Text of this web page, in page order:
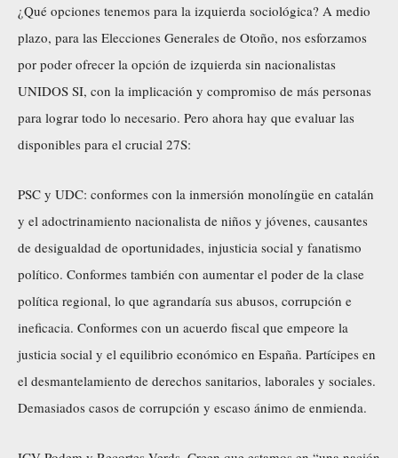
¿Qué opciones tenemos para la izquierda sociológica? A medio
plazo, para las Elecciones Generales de Otoño, nos esforzamos
por poder ofrecer la opción de izquierda sin nacionalistas
UNIDOS SI, con la implicación y compromiso de más personas
para lograr todo lo necesario. Pero ahora hay que evaluar las
disponibles para el crucial 27S:
PSC y UDC: conformes con la inmersión monolíngüe en catalán
y el adoctrinamiento nacionalista de niños y jóvenes, causantes
de desigualdad de oportunidades, injusticia social y fanatismo
político. Conformes también con aumentar el poder de la clase
política regional, lo que agrandaría sus abusos, corrupción e
ineficacia. Conformes con un acuerdo fiscal que empeore la
justicia social y el equilibrio económico en España. Partícipes en
el desmantelamiento de derechos sanitarios, laborales y sociales.
Demasiados casos de corrupción y escaso ánimo de enmienda.